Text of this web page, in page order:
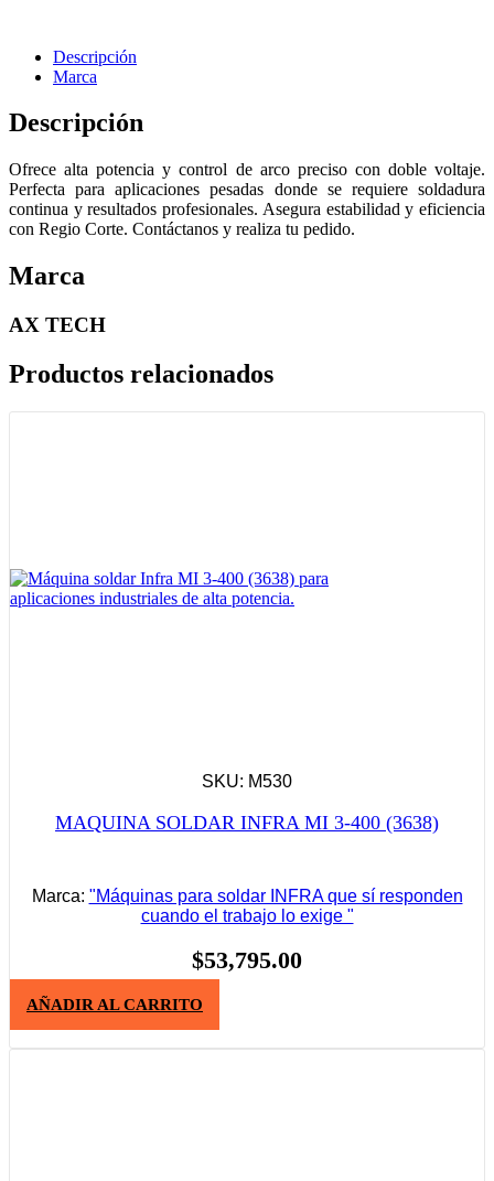
Descripción
Marca
Descripción
Ofrece alta potencia y control de arco preciso con doble voltaje.
Perfecta para aplicaciones pesadas donde se requiere soldadura
continua y resultados profesionales. Asegura estabilidad y eficiencia
con Regio Corte. Contáctanos y realiza tu pedido.
Marca
AX TECH
Productos relacionados
SKU: M530
MAQUINA SOLDAR INFRA MI 3-400 (3638)
Marca: "Máquinas para soldar INFRA que sí responden
cuando el trabajo lo exige "
$53,795.00
AÑADIR AL CARRITO